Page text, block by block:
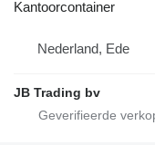
Kantoorcontainer
Nederland, Ede
JB Trading bv